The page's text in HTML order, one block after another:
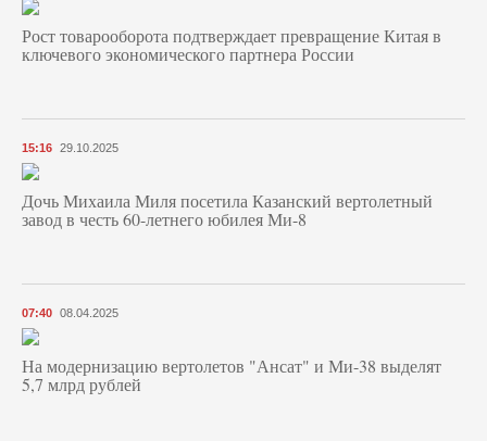
Рост товарооборота подтверждает превращение Китая в
ключевого экономического партнера России
15:16 29.10.2025
Дочь Михаила Миля посетила Казанский вертолетный
завод в честь 60-летнего юбилея Ми-8
07:40 08.04.2025
На модернизацию вертолетов "Ансат" и Ми-38 выделят
5,7 млрд рублей